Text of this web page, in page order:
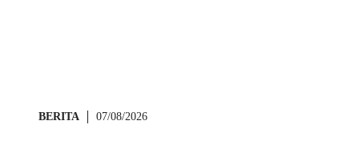
BERITA 07/08/2026